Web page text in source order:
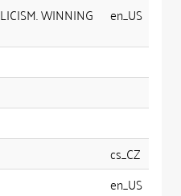
WINNING en_US
cs_CZ
en_US